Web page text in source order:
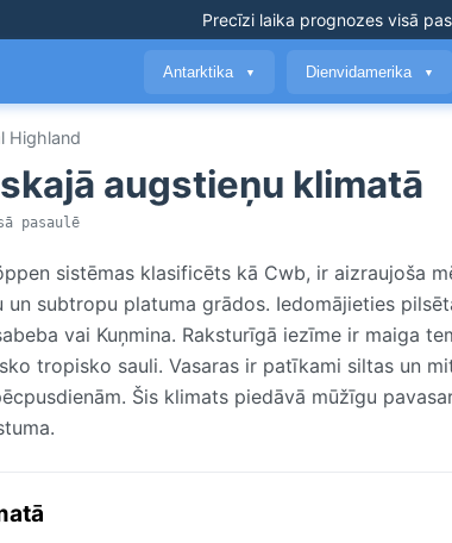
Precīzi laika prognozes visā
Antarktika ▼ Dienvidamerika ▼
Highland
augstieņu klimatā
pasaulē
sistēmas klasificēts kā Cwb, ir aizraujoša
subtropu platuma grādos. Iedomājieties
vai Kuņmina. Raksturīgā iezīme ir maiga
tropisko sauli. Vasaras ir patīkami siltas un
Šis klimats piedāvā mūžīgu